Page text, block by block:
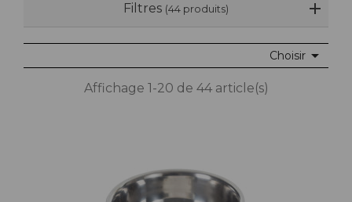
Filtres (44 produits)
Choisir 
Affichage 1-20 de 44 article(s)